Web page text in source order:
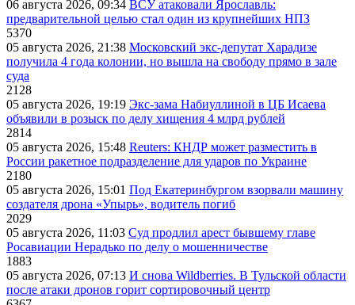
06 августа 2026, 09:34 ВСУ атаковали Ярославль:
предварительной целью стал один из крупнейших НПЗ
5370
05 августа 2026, 21:38 Московский экс-депутат Харадизе
получила 4 года колонии, но вышла на свободу прямо в зале
суда
2128
05 августа 2026, 19:19 Экс-зама Набиуллиной в ЦБ Исаева
объявили в розыск по делу хищения 4 млрд рублей
2814
05 августа 2026, 15:48 Reuters: КНДР может разместить в
России ракетное подразделение для ударов по Украине
2180
05 августа 2026, 15:01 Под Екатеринбургом взорвали машину
создателя дрона «Упырь», водитель погиб
2029
05 августа 2026, 11:03 Суд продлил арест бывшему главе
Росавиации Нерадько по делу о мошенничестве
1883
05 августа 2026, 07:13 И снова Wildberries. В Тульской области
после атаки дронов горит сортировочный центр